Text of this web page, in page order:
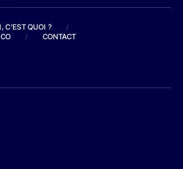
C'EST QUOI ?
/
/ CONTACT